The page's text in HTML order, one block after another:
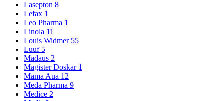
Lasepton 8
Lefax 1
Leo Pharma 1
Linola 11
Louis Widmer 55
Luuf 5
Madaus 2
Magister Doskar 1
Mama Aua 12
Meda Pharma 9
Medice 2